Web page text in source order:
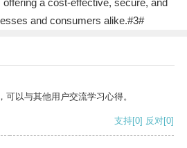
a cost-effective, secure, and
and consumers alike.#3#
以与其他用户交流学习心得。
支持[0] 反对[0]